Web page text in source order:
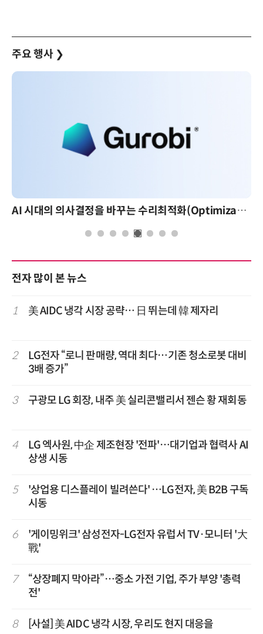
주요 행사 ❯
AI 시대의 의사결정을 바꾸는 수리최적화(Optimization): 실제 산업 적용 사례와 활용 전략
전자 많이 본 뉴스
1 美 AIDC 냉각 시장 공략… 日 뛰는데 韓 제자리
2
LG전자 “로니 판매량, 역대 최다…기존 청소로봇 대비
3배 증가”
3 구광모 LG 회장, 내주 美 실리콘밸리서 젠슨 황 재회동
4
LG 엑사원, 中企 제조현장 '전파'…대기업과 협력사 AI
상생 시동
5
'상업용 디스플레이 빌려쓴다' …LG전자, 美 B2B 구독
시동
6
'게이밍위크' 삼성전자-LG전자 유럽서 TV·모니터 '大
戰'
7
“상장폐지 막아라”…중소 가전 기업, 주가 부양 '총력
전'
8 [사설] 美 AIDC 냉각 시장, 우리도 현지 대응을